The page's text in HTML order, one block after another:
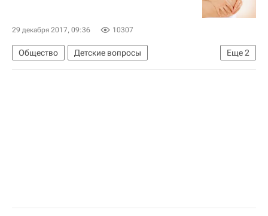
29 декабря 2017, 09:36 10307
Еще2
Общество
Детские вопросы
Владимир Путин
Россия